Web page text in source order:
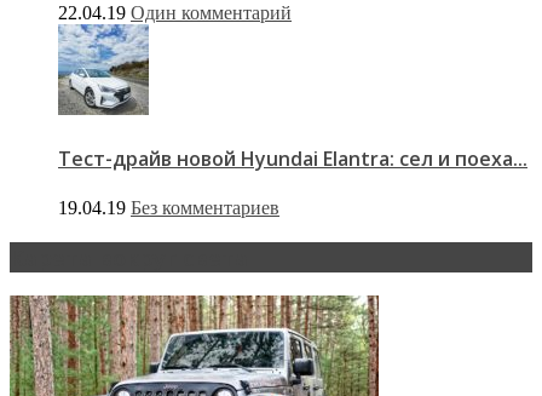
22.04.19 Один комментарий
Тест-драйв новой Hyundai Elantra: сел и поеха...
19.04.19 Без комментариев